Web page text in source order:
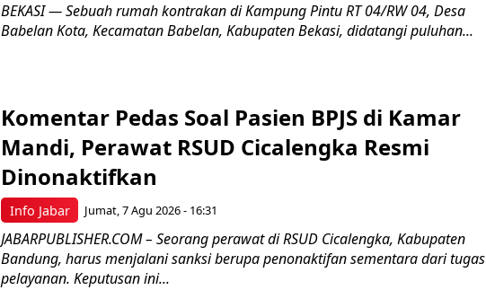
BEKASI — Sebuah rumah kontrakan di Kampung Pintu RT 04/RW 04, Desa
Babelan Kota, Kecamatan Babelan, Kabupaten Bekasi, didatangi puluhan...
Info Jabar
Komentar Pedas Soal Pasien BPJS di Kamar
Mandi, Perawat RSUD Cicalengka Resmi
Dinonaktifkan
Jumat, 7 Agu 2026 - 16:31
JABARPUBLISHER.COM – Seorang perawat di RSUD Cicalengka, Kabupaten
Bandung, harus menjalani sanksi berupa penonaktifan sementara dari tugas
pelayanan. Keputusan ini...